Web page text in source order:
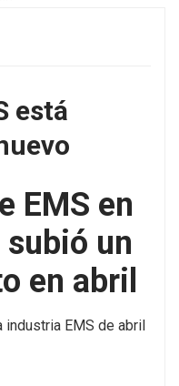
está
EMS en
un
en abril
EMS de abril